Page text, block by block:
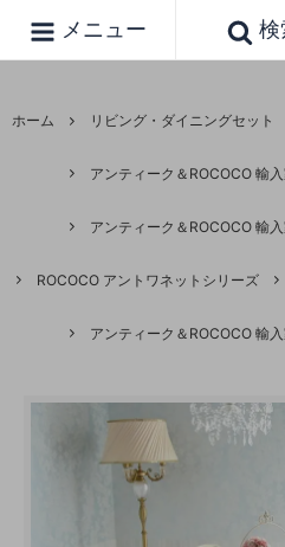
メニュー 検
ホーム リビング・ダイニングセット
アンティーク＆ROCOCO 輸
アンティーク＆ROCOCO 輸
ROCOCO アントワネットシリーズ
アンティーク＆ROCOCO 輸